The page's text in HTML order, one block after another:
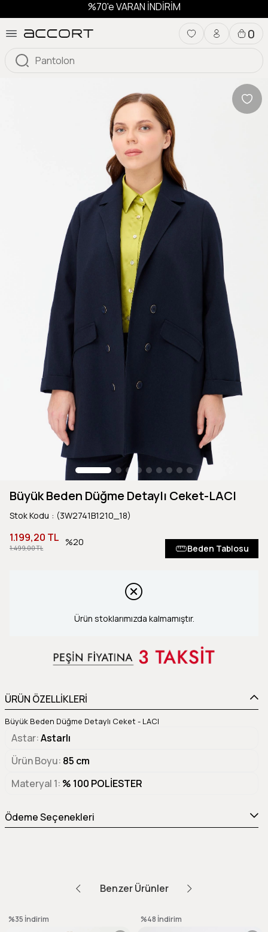
%70'e VARAN İNDİRİM
0
Büyük Beden Düğme Detaylı Ceket-LACI
Stok Kodu (3W2741B1210_18)
1.499,00 TL
1.199,20 TL 20
Beden Tablosu
Ürün stoklarımızda kalmamıştır.
ÜRÜN ÖZELLİKLERİ
Büyük Beden Düğme Detaylı Ceket - LACI
Astar Astarlı
Ürün Boyu 85 cm
Materyal 1 % 100 POLİESTER
Ödeme Seçenekleri
Benzer Ürünler
%35 İndirim %48 İndirim